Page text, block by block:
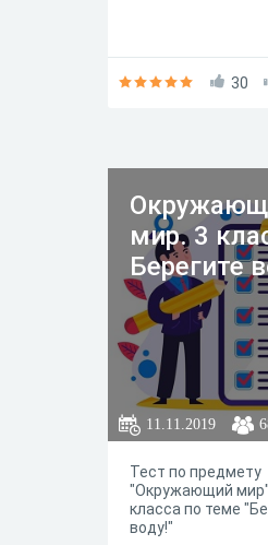
30
мир. 3
Берегите
11.11.2019
Тест по предмету
"Окружающий
класса по теме
воду!"